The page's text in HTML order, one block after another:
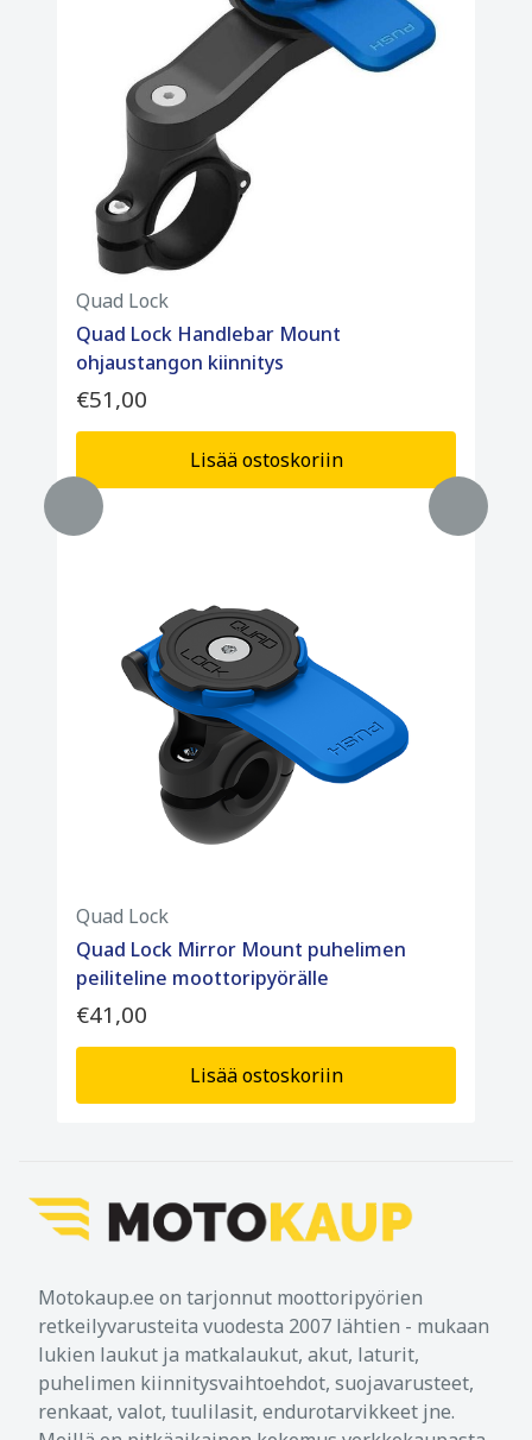
Quad Lock
Quad Lock Handlebar Mount
ohjaustangon kiinnitys
€51,00
Lisää ostoskoriin
Quad Lock
Quad Lock Mirror Mount puhelimen
peiliteline moottoripyörälle
€41,00
Lisää ostoskoriin
Motokaup.ee on tarjonnut moottoripyörien
retkeilyvarusteita vuodesta 2007 lähtien - mukaan
lukien laukut ja matkalaukut, akut, laturit,
puhelimen kiinnitysvaihtoehdot, suojavarusteet,
renkaat, valot, tuulilasit, endurotarvikkeet jne.